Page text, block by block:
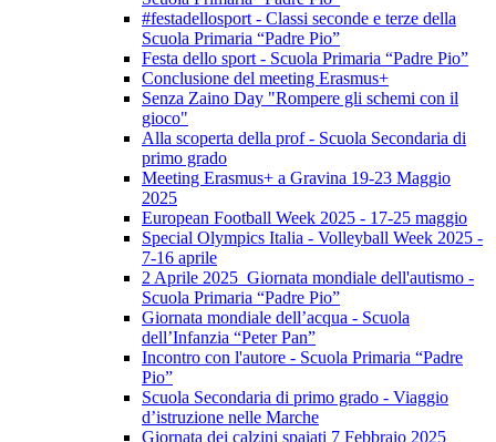
#festadellosport - Classi seconde e terze della
Scuola Primaria “Padre Pio”
Festa dello sport - Scuola Primaria “Padre Pio”
Conclusione del meeting Erasmus+
Senza Zaino Day "Rompere gli schemi con il
gioco"
Alla scoperta della prof - Scuola Secondaria di
primo grado
Meeting Erasmus+ a Gravina 19-23 Maggio
2025
European Football Week 2025 - 17-25 maggio
Special Olympics Italia - Volleyball Week 2025 -
7-16 aprile
2 Aprile 2025 Giornata mondiale dell'autismo -
Scuola Primaria “Padre Pio”
Giornata mondiale dell’acqua - Scuola
dell’Infanzia “Peter Pan”
Incontro con l'autore - Scuola Primaria “Padre
Pio”
Scuola Secondaria di primo grado - Viaggio
d’istruzione nelle Marche
Giornata dei calzini spaiati 7 Febbraio 2025